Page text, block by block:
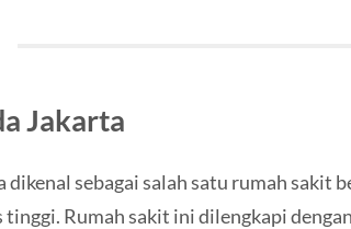
Jakarta
dikenal sebagai salah satu rumah sakit
Rumah sakit ini dilengkapi